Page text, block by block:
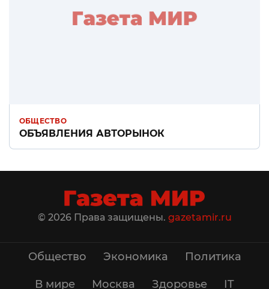
ОБЩЕСТВО
ОБЪЯВЛЕНИЯ АВТОРЫНОК
© 2026 Права защищены. gazetamir.ru
Общество Экономика Политика
В мире Москва Здоровье IT